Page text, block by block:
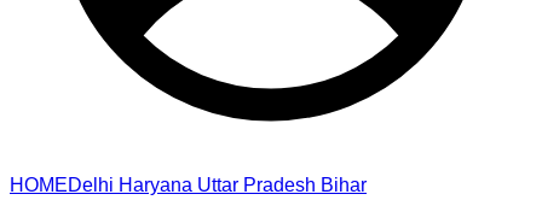
HOMEDelhi Haryana Uttar Pradesh Bihar